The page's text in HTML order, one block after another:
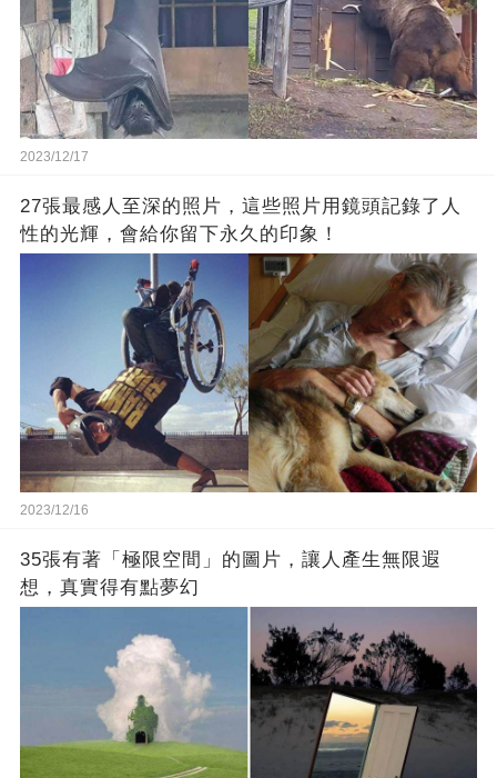
2023/12/17
27張最感人至深的照片，這些照片用鏡頭記錄了人
性的光輝，會給你留下永久的印象！
2023/12/16
35張有著「極限空間」的圖片，讓人產生無限遐
想，真實得有點夢幻